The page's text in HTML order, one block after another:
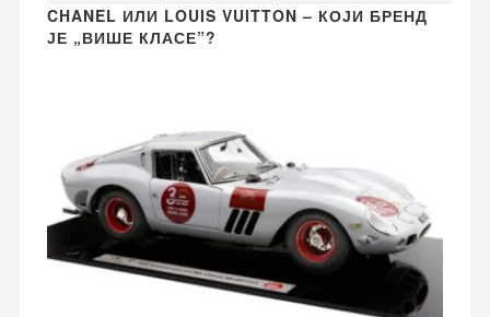
CHANEL ИЛИ LOUIS VUITTON – КОЈИ БРЕНД
ЈЕ „ВИШЕ КЛАСЕ”?